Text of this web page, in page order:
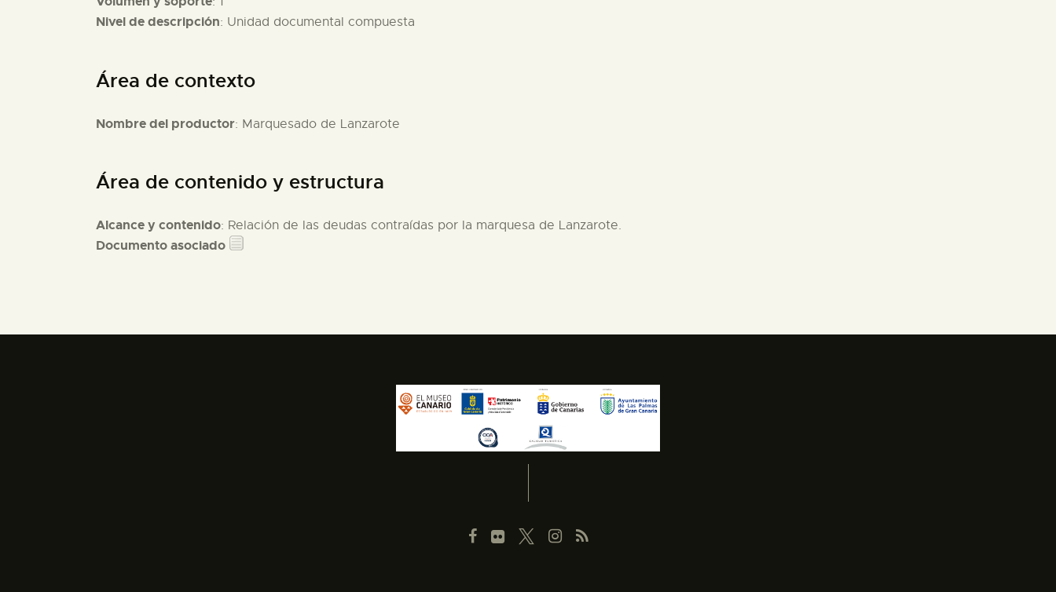
Nivel de descripción: Unidad documental compuesta
Área de contexto
Nombre del productor: Marquesado de Lanzarote
Área de contenido y estructura
Alcance y contenido: Relación de las deudas contraídas por la marquesa de Lanzarote.
Documento asociado